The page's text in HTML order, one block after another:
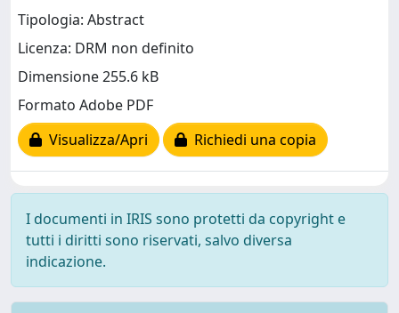
Tipologia: Abstract
Licenza: DRM non definito
Dimensione 255.6 kB
Formato Adobe PDF
Visualizza/Apri
Richiedi una copia
I documenti in IRIS sono protetti da copyright e
tutti i diritti sono riservati, salvo diversa
indicazione.